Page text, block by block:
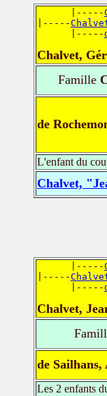
      |-----
|-----
      |-----
Chalvet,
Famille
de
L'enfant du
Chalvet,
      |-----
|-----
      |-----
Chalvet,
de Sailhans,
Les 2 enfants